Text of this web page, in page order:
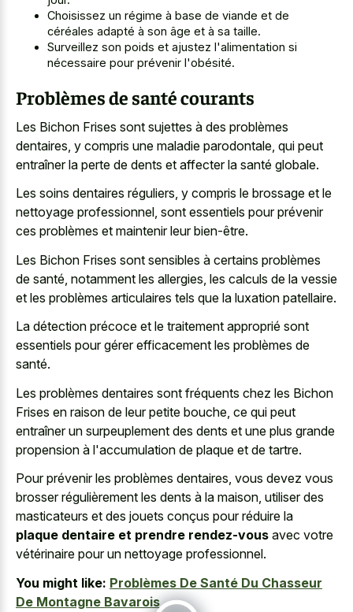
Choisissez un régime à base de viande et de
céréales adapté à son âge et à sa taille.
Surveillez son poids et ajustez l'alimentation si
nécessaire pour prévenir l'obésité.
Problèmes de santé courants
Les Bichon Frises sont sujettes à des problèmes
dentaires, y compris une maladie parodontale, qui peut
entraîner la perte de dents et affecter la santé globale.
Les soins dentaires réguliers, y compris le brossage et le
nettoyage professionnel, sont essentiels pour prévenir
ces problèmes et maintenir leur bien-être.
Les Bichon Frises sont sensibles à certains problèmes
de santé, notamment les allergies, les calculs de la vessie
et les problèmes articulaires tels que la luxation patellaire.
La détection précoce et le traitement approprié sont
essentiels pour gérer efficacement les problèmes de
santé.
Les problèmes dentaires sont fréquents chez les Bichon
Frises en raison de leur petite bouche, ce qui peut
entraîner un surpeuplement des dents et une plus grande
propension à l'accumulation de plaque et de tartre.
Pour prévenir les problèmes dentaires, vous devez vous
brosser régulièrement les dents à la maison, utiliser des
masticateurs et des jouets conçus pour réduire la
plaque dentaire et prendre rendez-vous avec votre
vétérinaire pour un nettoyage professionnel.
You might like: Problèmes De Santé Du Chasseur
De Montagne Bavarois